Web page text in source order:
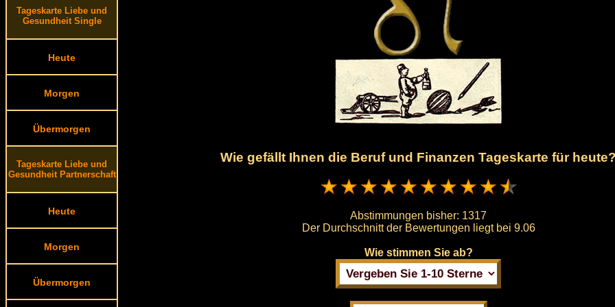
Tageskarte Liebe und
Gesundheit Single
Heute
Morgen
Übermorgen
Tageskarte Liebe und
Gesundheit Partnerschaft
Heute
Morgen
Übermorgen
Wie gefällt Ihnen die Beruf und Finanzen Tageskarte für
Abstimmungen bisher: 1317
Der Durchschnitt der Bewertungen liegt bei 9.06
Wie stimmen Sie ab?